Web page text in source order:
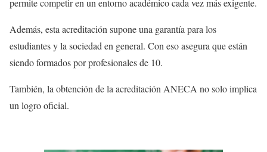
permite competir en un entorno académico cada vez más exigente.
Además, esta acreditación supone una garantía para los
estudiantes y la sociedad en general. Con eso asegura que están
siendo formados por profesionales de 10.
También, la obtención de la acreditación ANECA no solo implica
un logro oficial.